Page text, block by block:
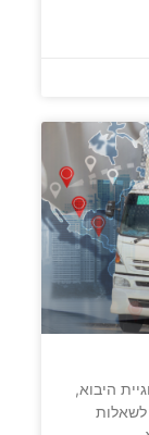
היבוא,
לשאלות